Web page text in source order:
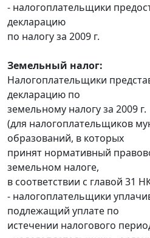
- налогоплательщики
декларацию
по налогу за 2009 г.
Земельный налог:
Налогоплательщики
декларацию по
земельному налогу за 2009 г.
(для налогоплательщиков
образований, в которых
принят нормативный
земельном налоге,
в соответствии с главой 31
- налогоплательщики
подлежащий уплате по
истечении налогового